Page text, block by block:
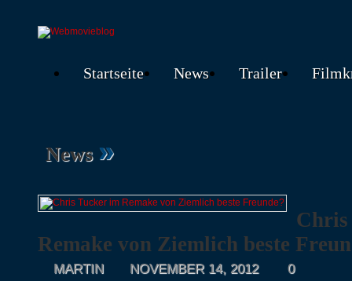
Startseite News Trailer
News »
Remake von Ziemlich beste
MARTIN NOVEMBER 14, 2012 0